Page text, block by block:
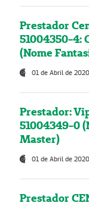
Prestador
51004350-4:
(Nome
01 de Abril de 2020
Prestador:
51004349-0
Master)
01 de Abril de 2020
Prestador